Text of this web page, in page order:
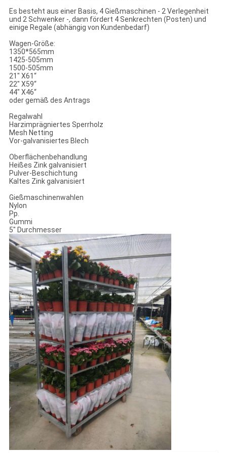
Es besteht aus einer Basis, 4 Gießmaschinen - 2 Verlegenheit
und 2 Schwenker -, dann fördert 4 Senkrechten (Posten) und
einige Regale (abhängig von Kundenbedarf)
Wagen-Größe:
1350*565mm
1425-505mm
1500-505mm
21" X61“
22" X59“
44" X46“
oder gemäß des Antrags
Regalwahl
Harzimprägniertes Sperrholz
Mesh Netting
Vor-galvanisiertes Blech
Oberflächenbehandlung
Heißes Zink galvanisiert
Pulver-Beschichtung
Kaltes Zink galvanisiert
Gießmaschinenwahlen
Nylon
Pp.
Gummi
5" Durchmesser